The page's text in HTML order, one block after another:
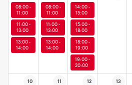
08:00 -
11:00
08:00 -
11:00
14:00 -
15:00
11:00 -
13:00
11:00 -
13:00
15:00 -
18:00
13:00 -
14:00
13:00 -
14:00
18:00 -
19:00
19:00 -
20:00
10 11 12 13